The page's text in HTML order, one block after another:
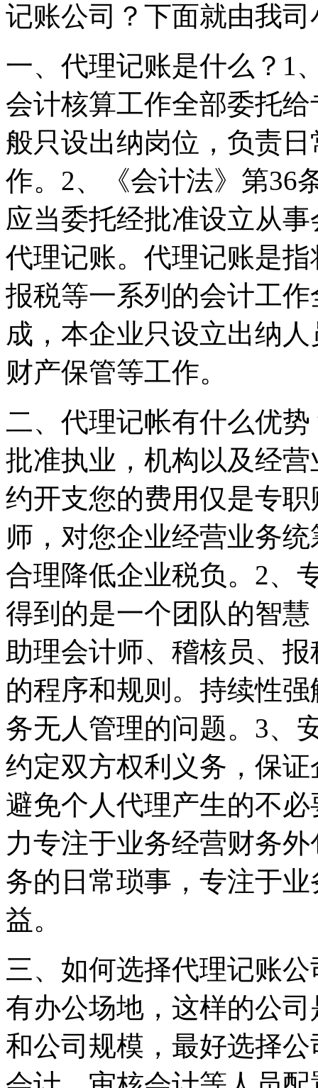
记账公司？下面就由我
一、代理记账是什么？1
会计核算工作全部委托
般只设出纳岗位，负责
作。2、《会计法》第36
应当委托经批准设立从
代理记账。代理记账是
报税等一系列的会计工
成，本企业只设立出纳
财产保管等工作。
二、代理记帐有什么优
批准执业，机构以及经
约开支您的费用仅是专
师，对您企业经营业务
合理降低企业税负。2、
得到的是一个团队的智
助理会计师、稽核员、
的程序和规则。持续性
务无人管理的问题。3、
约定双方权利义务，保
避免个人代理产生的不
力专注于业务经营财务
务的日常琐事，专注于
益。
三、如何选择代理记账
有办公场地，这样的公
和公司规模，最好选择